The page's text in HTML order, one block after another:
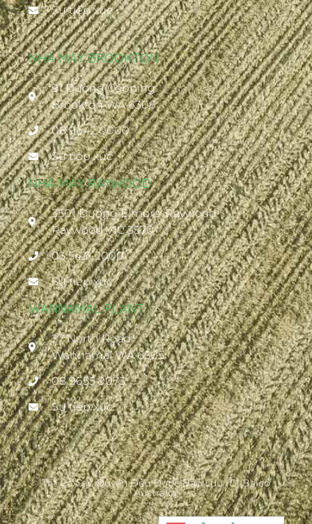
Sự tiếp xúc
NHÀ MÁY BROOKTON
91 Đường Copping
Brookton WA 6306 ·
08 9642 0000
Sự tiếp xúc
NHÀ MÁY RAYWOOD
3501 Đường Elmore-Raywood
Raywood VIC 3570
03 5431 2000
Sự tiếp xúc
WANNAMAL PLANT
27 North Road
Wannamal WA 6505
08 9655 9073
Sự tiếp xúc
Tất Cả Các Quyền Đều Được Bảo Lưu (c) Balco
Australia.